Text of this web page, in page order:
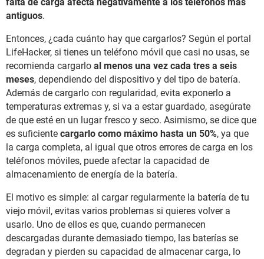
antiguos.
Entonces, ¿cada cuánto hay que cargarlos? Según el portal
LifeHacker, si tienes un teléfono móvil que casi no usas, se
recomienda cargarlo al menos una vez cada tres a seis
meses, dependiendo del dispositivo y del tipo de batería.
Además de cargarlo con regularidad, evita exponerlo a
temperaturas extremas y, si va a estar guardado, asegúrate
de que esté en un lugar fresco y seco. Asimismo, se dice que
es suficiente cargarlo como máximo hasta un 50%, ya que
la carga completa, al igual que otros errores de carga en los
teléfonos móviles, puede afectar la capacidad de
almacenamiento de energía de la batería.
El motivo es simple: al cargar regularmente la batería de tu
viejo móvil, evitas varios problemas si quieres volver a
usarlo. Uno de ellos es que, cuando permanecen
descargadas durante demasiado tiempo, las baterías se
degradan y pierden su capacidad de almacenar carga, lo